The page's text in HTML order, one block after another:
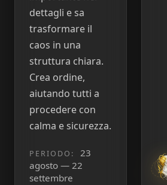
dettagli e sa
trasformare il
caos in una
struttura chiara.
Crea ordine,
aiutando tutti a
procedere con
calma e sicurezza.
PERIODO:
23
agosto — 22
settembre